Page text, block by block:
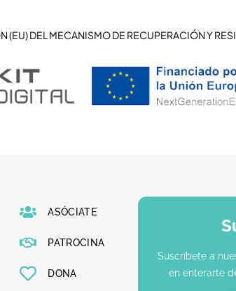
(EU) DEL MECANISMO DE RECUPERACIÓN Y
ASÓCIATE
PATROCINA
DONA
Suscríbete a
en enterarte